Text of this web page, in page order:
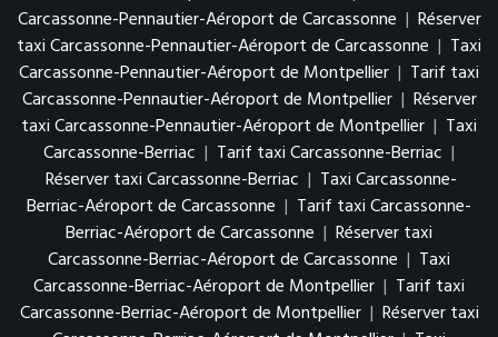
Carcassonne-Pennautier-Aéroport de Carcassonne | Réserver
taxi Carcassonne-Pennautier-Aéroport de Carcassonne | Taxi
Carcassonne-Pennautier-Aéroport de Montpellier | Tarif taxi
Carcassonne-Pennautier-Aéroport de Montpellier | Réserver
taxi Carcassonne-Pennautier-Aéroport de Montpellier | Taxi
Carcassonne-Berriac | Tarif taxi Carcassonne-Berriac |
Réserver taxi Carcassonne-Berriac | Taxi Carcassonne-
Berriac-Aéroport de Carcassonne | Tarif taxi Carcassonne-
Berriac-Aéroport de Carcassonne | Réserver taxi
Carcassonne-Berriac-Aéroport de Carcassonne | Taxi
Carcassonne-Berriac-Aéroport de Montpellier | Tarif taxi
Carcassonne-Berriac-Aéroport de Montpellier | Réserver taxi